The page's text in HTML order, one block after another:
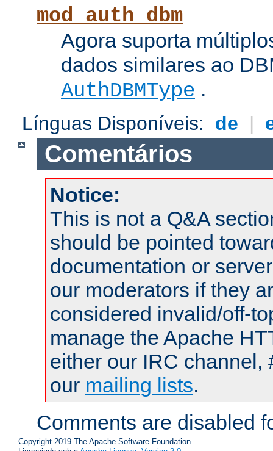
mod_auth_dbm
Agora suporta
dados similares ao
AuthDBMType .
Línguas Disponíveis: de |
Comentários
Notice:
This is not a Q&A
should be pointed
documentation or
our moderators if they
considered invalid/off-
manage the Apache
either our IRC channel,
our mailing lists.
Comments are disabled
Copyright 2019 The Apache Software Foundation.